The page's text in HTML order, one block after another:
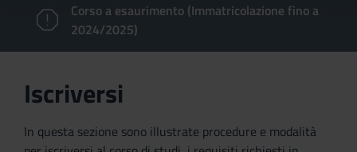
Corso a esaurimento (Immatricolazione fino a
2024/2025)
Iscriversi
In questa sezione sono illustrate procedure e modalità